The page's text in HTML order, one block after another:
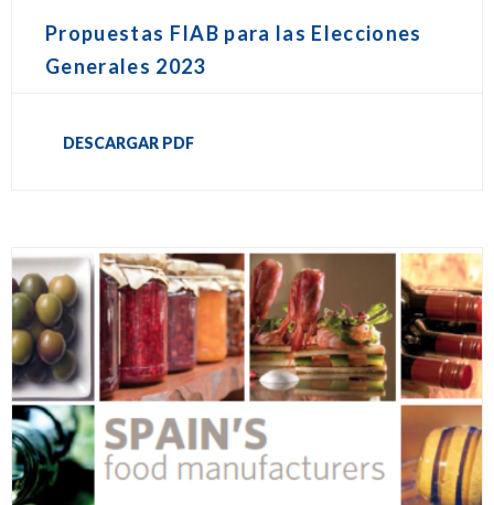
Propuestas FIAB para las Elecciones
Generales 2023
DESCARGAR PDF